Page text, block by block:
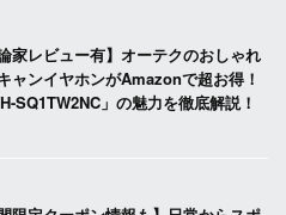
論家レビュー有】オーテクのおしゃれ
ャンイヤホンがAmazonで超お得！
SQ1TW2NC」の魅力を徹底解説！